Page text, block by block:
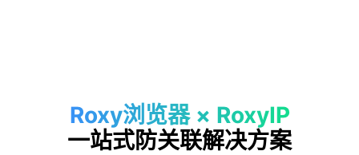
Roxy浏览器 × RoxyIP
一站式防关联解决方案